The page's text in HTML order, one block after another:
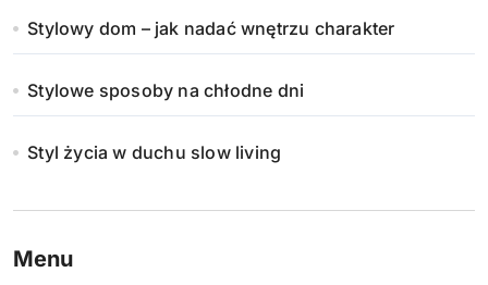
o
w
a
n
i
Stylowy dom – jak nadać wnętrzu charakter
Stylowe sposoby na chłodne dni
Styl życia w duchu slow living
Menu